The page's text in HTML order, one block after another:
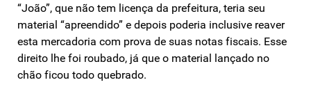
“João”, que não tem licença da prefeitura, teria seu
material “apreendido” e depois poderia inclusive reaver
esta mercadoria com prova de suas notas fiscais. Esse
direito lhe foi roubado, já que o material lançado no
chão ficou todo quebrado.